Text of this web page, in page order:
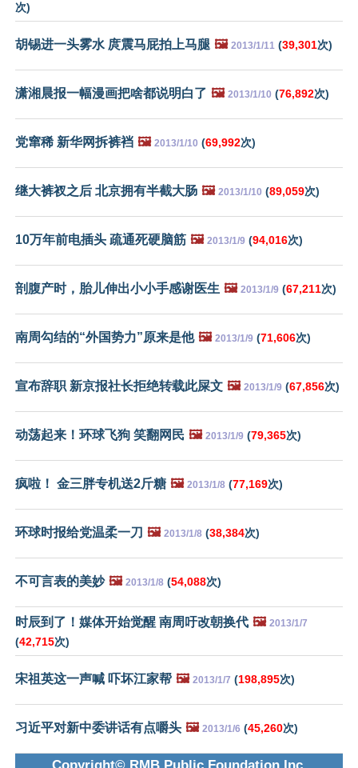
次)
胡锡进一头雾水 庹震马屁拍上马腿 🖼️ 2013/1/11 (39,301次)
潇湘晨报一幅漫画把啥都说明白了 🖼️ 2013/1/10 (76,892次)
党窜稀 新华网拆裤裆 🖼️ 2013/1/10 (69,992次)
继大裤衩之后 北京拥有半截大肠 🖼️ 2013/1/10 (89,059次)
10万年前电插头 疏通死硬脑筋 🖼️ 2013/1/9 (94,016次)
剖腹产时，胎儿伸出小小手感谢医生 🖼️ 2013/1/9 (67,211次)
南周勾结的“外国势力”原来是他 🖼️ 2013/1/9 (71,606次)
宣布辞职 新京报社长拒绝转载此屎文 🖼️ 2013/1/9 (67,856次)
动荡起来！环球飞狗 笑翻网民 🖼️ 2013/1/9 (79,365次)
疯啦！ 金三胖专机送2斤糖 🖼️ 2013/1/8 (77,169次)
环球时报给党温柔一刀 🖼️ 2013/1/8 (38,384次)
不可言表的美妙 🖼️ 2013/1/8 (54,088次)
时辰到了！媒体开始觉醒 南周吁改朝换代 🖼️ 2013/1/7
(42,715次)
宋祖英这一声喊 吓坏江家帮 🖼️ 2013/1/7 (198,895次)
习近平对新中委讲话有点嚼头 🖼️ 2013/1/6 (45,260次)